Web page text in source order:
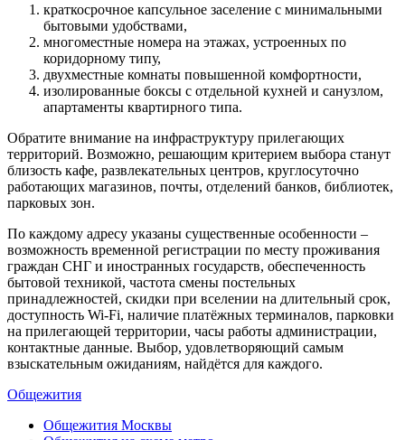
краткосрочное капсульное заселение с минимальными
бытовыми удобствами,
многоместные номера на этажах, устроенных по
коридорному типу,
двухместные комнаты повышенной комфортности,
изолированные боксы с отдельной кухней и санузлом,
апартаменты квартирного типа.
Обратите внимание на инфраструктуру прилегающих
территорий. Возможно, решающим критерием выбора станут
близость кафе, развлекательных центров, круглосуточно
работающих магазинов, почты, отделений банков, библиотек,
парковых зон.
По каждому адресу указаны существенные особенности –
возможность временной регистрации по месту проживания
граждан СНГ и иностранных государств, обеспеченность
бытовой техникой, частота смены постельных
принадлежностей, скидки при вселении на длительный срок,
доступность Wi-Fi, наличие платёжных терминалов, парковки
на прилегающей территории, часы работы администрации,
контактные данные. Выбор, удовлетворяющий самым
взыскательным ожиданиям, найдётся для каждого.
Общежития
Общежития Москвы